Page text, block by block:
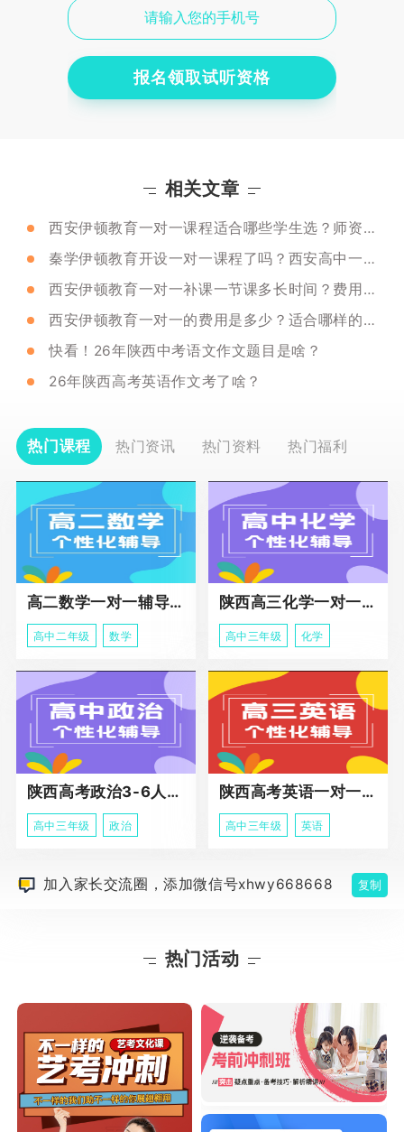
报名领取试听资格
相关文章
西安伊顿教育一对一课程适合哪些学生选？师资咋样？
秦学伊顿教育开设一对一课程了吗？西安高中一对一课程有用吗？
西安伊顿教育一对一补课一节课多长时间？费用是多少？
西安伊顿教育一对一的费用是多少？适合哪样的学生选择？
快看！26年陕西中考语文作文题目是啥？
26年陕西高考英语作文考了啥？
热门课程 热门资讯 热门资料 热门福利
高二数学一对一辅导课程
高中二年级 数学
陕西高三化学一对一个性化辅导课程
高中三年级 化学
陕西高考政治3-6人班课程
高中三年级 政治
陕西高考英语一对一冲刺课程
高中三年级 英语
加入家长交流圈，添加微信号xhwy668668 复制
热门活动